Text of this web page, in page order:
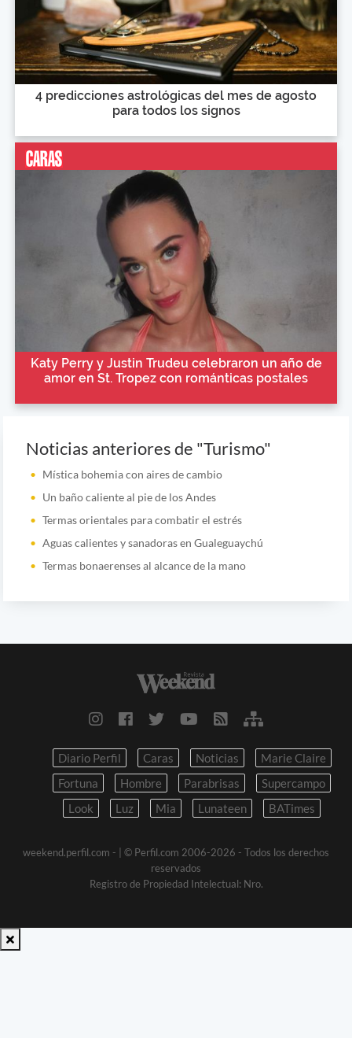
4 predicciones astrológicas del mes de agosto
para todos los signos
Katy Perry y Justin Trudeu celebraron un año de
amor en St. Tropez con románticas postales
Noticias anteriores de "Turismo"
Mística bohemia con aires de cambio
Un baño caliente al pie de los Andes
Termas orientales para combatir el estrés
Aguas calientes y sanadoras en Gualeguaychú
Termas bonaerenses al alcance de la mano
Diario Perfil Caras Noticias
Marie Claire
Fortuna
Hombre Parabrisas
Supercampo
Look
Luz Mia Lunateen BATimes
weekend.perfil.com -
| © Perfil.com 2006-2026 - Todos los derechos
reservados
Registro de Propiedad Intelectual: Nro.